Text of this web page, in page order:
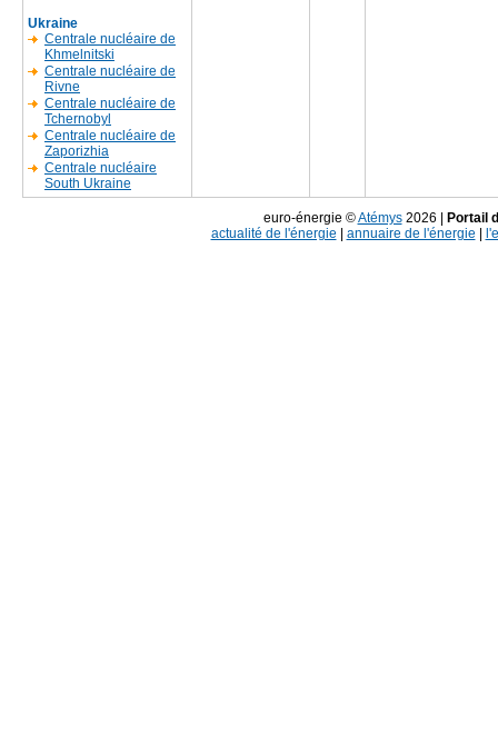
Ukraine
Centrale nucléaire de
Khmelnitski
Centrale nucléaire de
Rivne
Centrale nucléaire de
Tchernobyl
Centrale nucléaire de
Zaporizhia
Centrale nucléaire
South Ukraine
euro-énergie ©Atémys2026 |
Portail
actualité de l'énergie
annuaire de l'énergie